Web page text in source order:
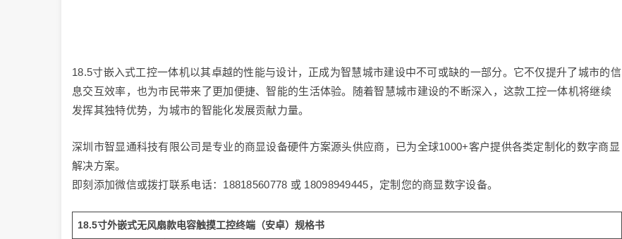
18.5寸嵌入式工控一体机以其卓越的性能与设计，正成为智慧城市建设中不可或缺的一部分。它不仅提升了城市的信
息交互效率，也为市民带来了更加便捷、智能的生活体验。随着智慧城市建设的不断深入，这款工控一体机将继续
发挥其独特优势，为城市的智能化发展贡献力量。
深圳市智显通科技有限公司是专业的商显设备硬件方案源头供应商，已为全球1000+客户提供各类定制化的数字商显
解决方案。
即刻添加微信或拨打联系电话：18818560778 或 18098949445，定制您的商显数字设备。
18.5寸外嵌式无风扇款电容触摸工控终端（安卓）规格书